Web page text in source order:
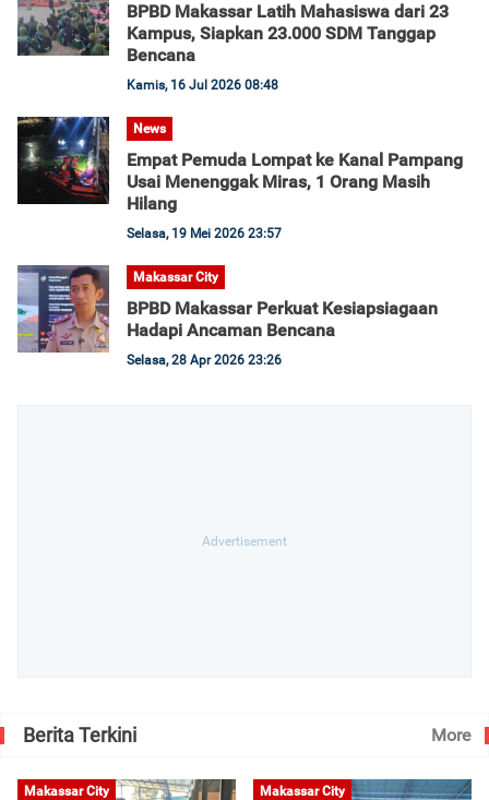
BPBD Makassar Latih Mahasiswa dari 23
Kampus, Siapkan 23.000 SDM Tanggap
Bencana
Kamis, 16 Jul 2026 08:48
News
Empat Pemuda Lompat ke Kanal Pampang
Usai Menenggak Miras, 1 Orang Masih
Hilang
Selasa, 19 Mei 2026 23:57
Makassar City
BPBD Makassar Perkuat Kesiapsiagaan
Hadapi Ancaman Bencana
Selasa, 28 Apr 2026 23:26
Berita Terkini More
Makassar City Makassar City